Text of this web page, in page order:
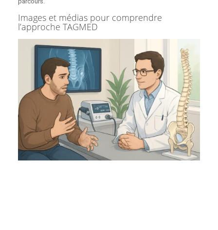
Images et médias pour comprendre
l’approche TAGMED